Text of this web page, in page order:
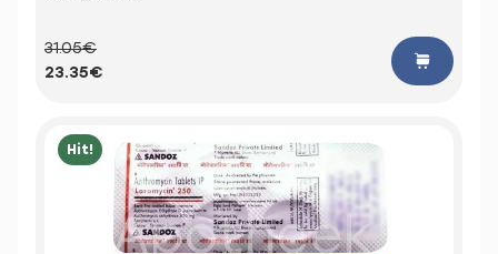
31.05€
23.35€
Hit!